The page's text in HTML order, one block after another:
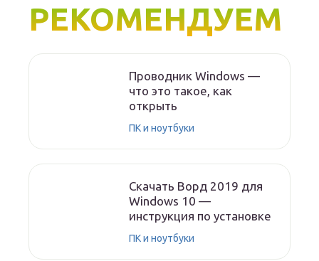
РЕКОМЕНДУЕМ
Проводник Windows —
что это такое, как
открыть
ПК и ноутбуки
Скачать Ворд 2019 для
Windows 10 —
инструкция по установке
ПК и ноутбуки